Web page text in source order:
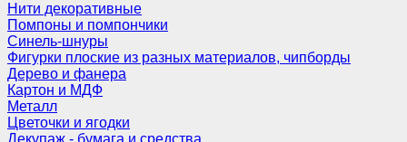
Нити декоративные
Помпоны и помпончики
Синель-шнуры
Фигурки плоские из разных материалов, чипборды
Дерево и фанера
Картон и МДФ
Металл
Цветочки и ягодки
Декупаж - бумага и средства